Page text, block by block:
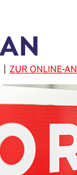
| ZUR ONLINE-